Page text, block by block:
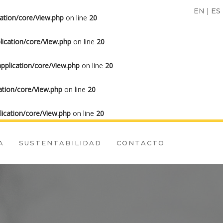
core/View.php on line 20
core/View.php on line 20
core/View.php on line 20
core/View.php on line 20
core/View.php on line 20
EN | ES
SUSTENTABILIDAD CONTACTO